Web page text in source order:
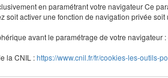
en paramétrant votre navigateur Ce
activer une fonction de navigation privée
avant le paramétrage de votre navigateur
la CNIL :https://www.cnil.fr/fr/cookies-les-outils-